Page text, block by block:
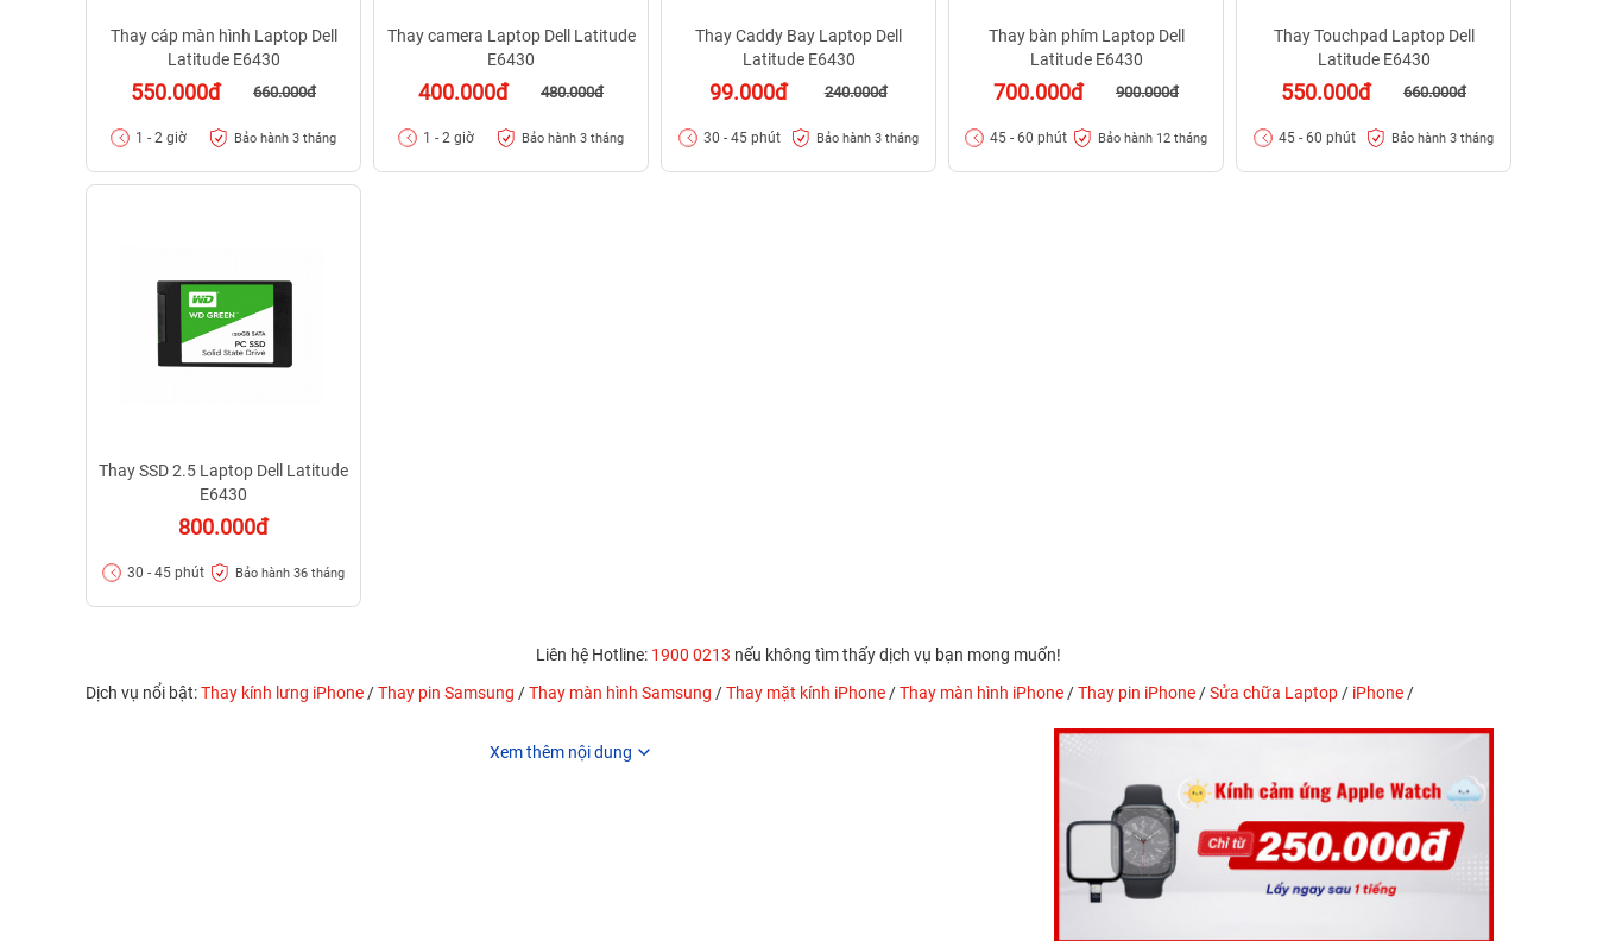
Thay cáp màn hình Laptop Dell
Latitude E6430
550.000đ 660.000đ
1 - 2 giờ Bảo hành 3 tháng
Thay camera Laptop Dell Latitude
E6430
400.000đ 480.000đ
1 - 2 giờ Bảo hành 3 tháng
Thay Caddy Bay Laptop Dell
Latitude E6430
99.000đ 240.000đ
30 - 45 phút Bảo hành 3 tháng
Thay bàn phím Laptop Dell
Latitude E6430
700.000đ 900.000đ
45 - 60 phút Bảo hành 12 tháng
Thay Touchpad Laptop Dell
Latitude E6430
550.000đ 660.000đ
45 - 60 phút Bảo hành 3 tháng
Thay SSD 2.5 Laptop Dell Latitude
E6430
800.000đ
30 - 45 phút Bảo hành 36 tháng
Liên hệ Hotline: 1900 0213 nếu không tìm thấy dịch vụ bạn mong muốn!
Dịch vụ nổi bật:Thay kính lưng iPhone /Thay pin Samsung /Thay màn hình Samsung /Thay mặt kính iPhone /Thay màn hình iPhone /Thay pin iPhone /Sửa chữa Laptop / iPhone /
Xem thêm nội dung